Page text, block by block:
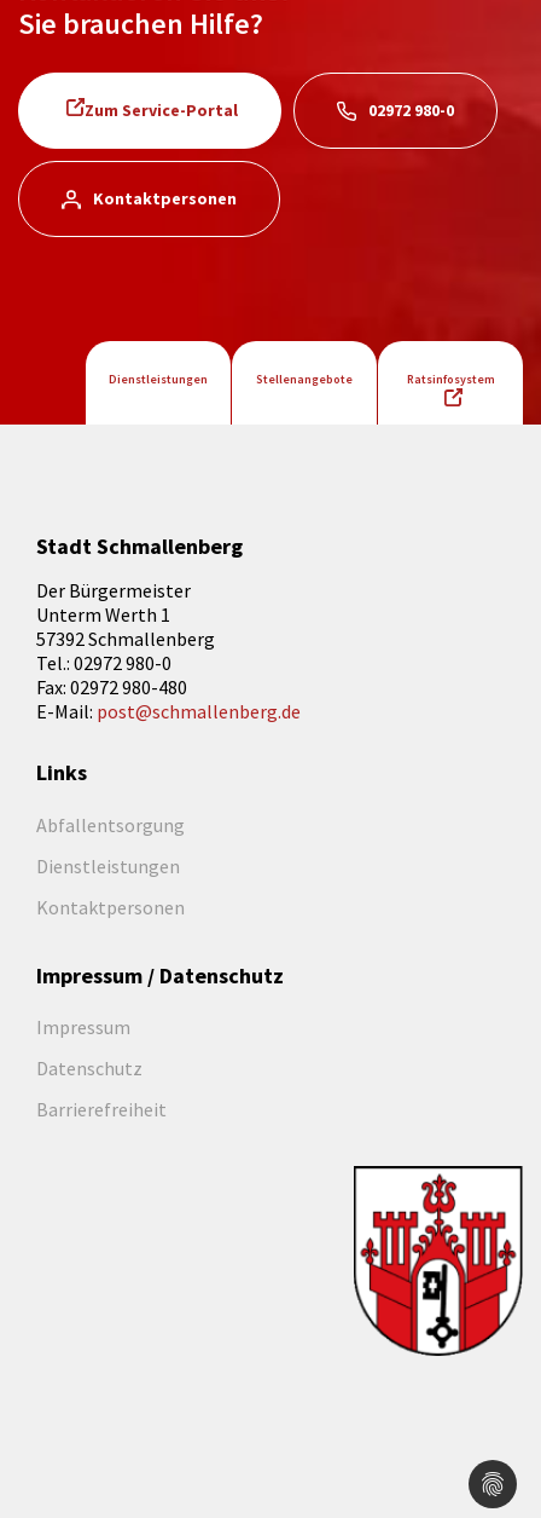
Sie brauchen Hilfe?
Zum Service-Portal 02972 980-0
Kontaktpersonen
Dienstleistungen Stellenangebote Ratsinfosystem
Stadt Schmallenberg
Der Bürgermeister
Unterm Werth 1
57392 Schmallenberg
Tel.: 02972 980-0
Fax: 02972 980-480
E-Mail: post@schmallenberg.de
Links
Abfallentsorgung
Dienstleistungen
Kontaktpersonen
Impressum / Datenschutz
Impressum
Datenschutz
Barrierefreiheit